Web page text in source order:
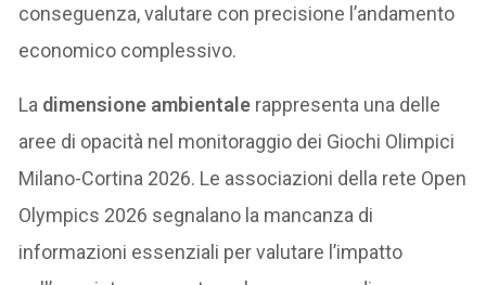
conseguenza, valutare con precisione l’andamento
economico complessivo.
La dimensione ambientale rappresenta una delle
aree di opacità nel monitoraggio dei Giochi Olimpici
Milano-Cortina 2026. Le associazioni della rete Open
Olympics 2026 segnalano la mancanza di
informazioni essenziali per valutare l’impatto